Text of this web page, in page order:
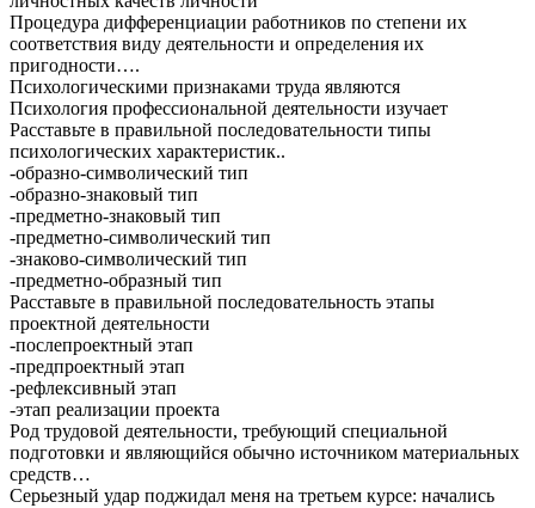
Процедура дифференциации работников по степени их
соответствия виду деятельности и определения их
пригодности….
Психологическими признаками труда являются
Психология профессиональной деятельности изучает
Расставьте в правильной последовательности типы
психологических характеристик..
-образно-символический тип
-образно-знаковый тип
-предметно-знаковый тип
-предметно-символический тип
-знаково-символический тип
-предметно-образный тип
Расставьте в правильной последовательность этапы
проектной деятельности
-послепроектный этап
-предпроектный этап
-рефлексивный этап
-этап реализации проекта
Род трудовой деятельности, требующий специальной
подготовки и являющийся обычно источником материальных
средств…
Серьезный удар поджидал меня на третьем курсе: начались